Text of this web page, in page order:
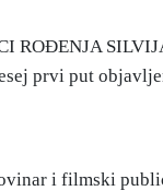
ROĐENJA
prvi put
i filmski